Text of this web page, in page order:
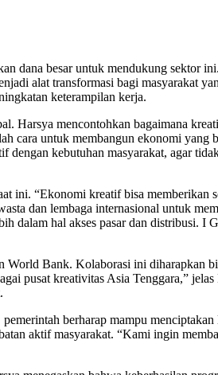
dana besar untuk mendukung sektor
alat transformasi bagi masyarakat
keterampilan kerja.
Harsya mencontohkan bagaimana
cara untuk membangun ekonomi yang
dengan kebutuhan masyarakat, agar
ini. “Ekonomi kreatif bisa memberikan
dan lembaga internasional untuk
dalam hal akses pasar dan distribusi. I
World Bank. Kolaborasi ini diharapkan
pusat kreativitas Asia Tenggara,” jelas
berharap mampu
aktif masyarakat. “Kami ingin